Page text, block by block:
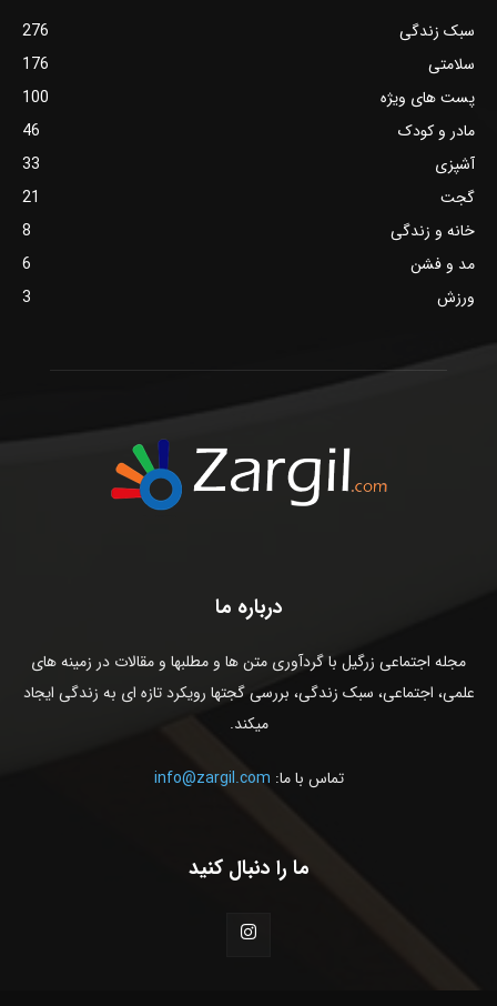
سبک زندگی
276
سلامتی
176
پست های ویژه
100
مادر و کودک
46
آشپزی
33
گجت
21
خانه و زندگی
8
مد و فشن
6
ورزش
3
درباره ما
مجله اجتماعی زرگیل با گردآوری متن ها و مطلبها و مقالات در زمینه های
علمی، اجتماعی، سبک زندگی، بررسی گجتها رویکرد تازه ای به زندگی ایجاد
میکند.
تماس با ما: info@zargil.com
ما را دنبال کنید